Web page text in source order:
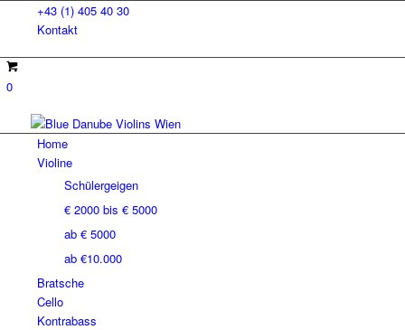
+43 (1) 405 40 30
Kontakt
0
Home
Violine
Schülergeigen
€ 2000 bis € 5000
ab € 5000
ab €10.000
Bratsche
Cello
Kontrabass